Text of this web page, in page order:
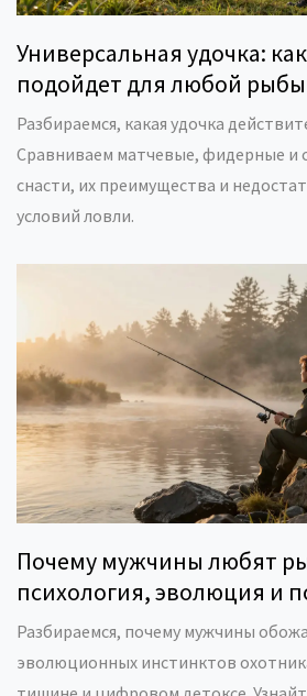
Универсальная удочка:
подойдет для любой
Разбираемся, какая удочка
Сравниваем матчевые, фидерные и
снасти, их преимущества и
условий ловли.
Почему мужчины любят
психология, эволюция и
Разбираемся, почему мужчины
эволюционных инстинктов